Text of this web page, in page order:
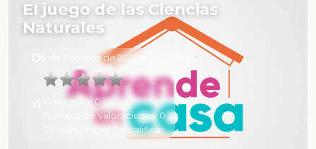
El juego de las Ciencias
Naturales
6 de Febrero de 2025 a las 15:49
Promedio:0
Número de valoraciones: 0
Tu calificación: Sin calificar